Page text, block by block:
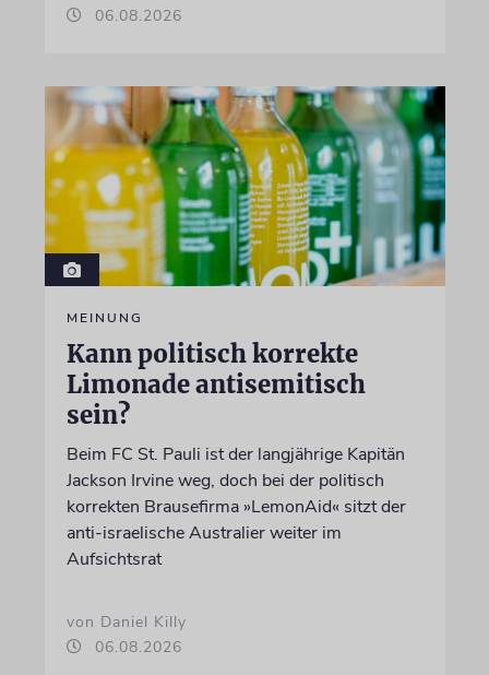
06.08.2026
MEINUNG
Kann politisch korrekte
Limonade antisemitisch
sein?
Beim FC St. Pauli ist der langjährige Kapitän
Jackson Irvine weg, doch bei der politisch
korrekten Brausefirma »LemonAid« sitzt der
anti-israelische Australier weiter im
Aufsichtsrat
von Daniel Killy
06.08.2026